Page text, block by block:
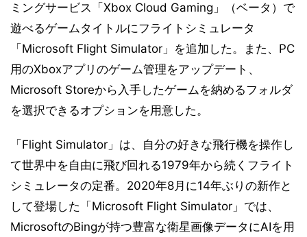
ミングサービス「Xbox Cloud Gaming」（ベータ）で
遊べるゲームタイトルにフライトシミュレータ
「Microsoft Flight Simulator」を追加した。また、PC
用のXboxアプリのゲーム管理をアップデート、
Microsoft Storeから入手したゲームを納めるフォルダ
を選択できるオプションを用意した。
「Flight Simulator」は、自分の好きな飛行機を操作し
て世界中を自由に飛び回れる1979年から続くフライト
シミュレータの定番。2020年8月に14年ぶりの新作と
して登場した「Microsoft Flight Simulator」では、
MicrosoftのBingが持つ豊富な衛星画像データにAIを用